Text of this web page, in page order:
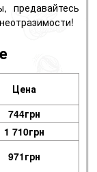
предавайтесь
Цена
744грн
1 710грн
971грн